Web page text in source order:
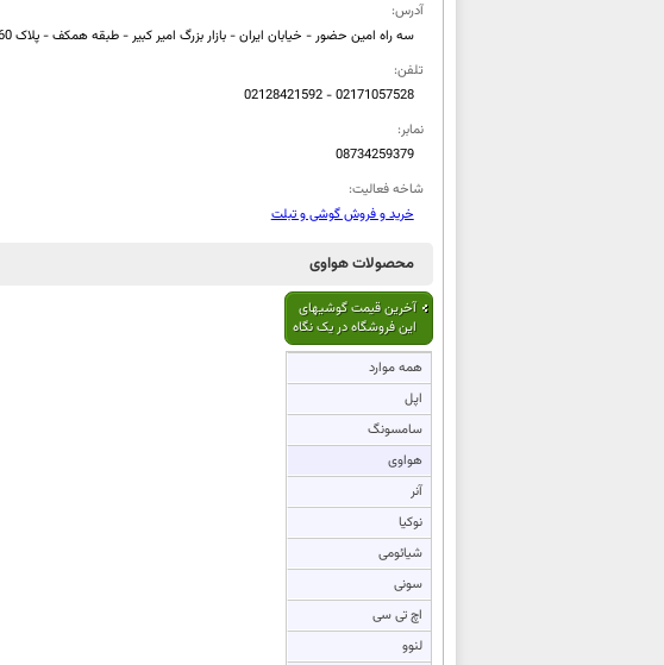
آدرس:
سه راه امین حضور - خیابان ایران - بازار بزرگ امیر کبیر - طبقه همکف - پلاک 460
تلفن:
02128421592 - 02171057528
نمابر:
08734259379
شاخه فعالیت:
خرید و فروش گوشی و تبلت
محصولات هواوی
آخرین قیمت گوشیهای
این فروشگاه در یک نگاه
همه موارد
اپل
سامسونگ
هواوی
آنر
نوکیا
شیائومی
سونی
اچ تی سی
لنوو